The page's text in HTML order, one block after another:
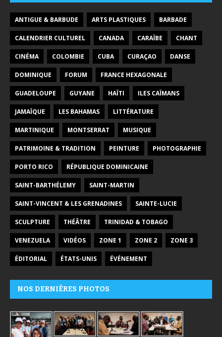
ANTIGUE & BARBUDE ARTS PLASTIQUES BARBADE
CALENDRIER CULTUREL CANADA CARAÏBE CHANT
CINÉMA COLOMBIE CUBA CURAÇAO DANSE
DOMINIQUE FORUM FRANCE HEXAGONALE
GUADELOUPE GUYANE HAÏTI ILES CAÏMANS
JAMAÏQUE LES BAHAMAS LITTÉRATURE
MARTINIQUE MONTSERRAT MUSIQUE
PATRIMOINE & TRADITION PEINTURE PHOTOGRAPHIE
PORTO RICO RÉPUBLIQUE DOMINICAINE
SAINT-BARTHÉLEMY SAINT-MARTIN
SAINT-VINCENT & LES GRENADINES SAINTE-LUCIE
SCULPTURE THÉÂTRE TRINIDAD & TOBAGO
VENEZUELA VIDÉOS ZONE 1 ZONE 2 ZONE 3
ÉDITORIAL ÉTATS-UNIS ÉVÉNEMENT
NOS DERNIÈRES PHOTOS